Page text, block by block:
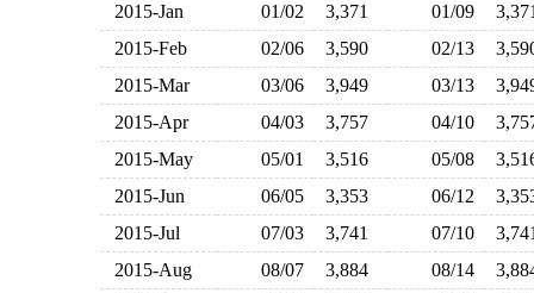
2015-Jan 01/02 3,371 01/09
2015-Feb
02/06 3,590 02/13
2015-Mar
03/06 3,949 03/13
2015-Apr
04/03 3,757 04/10
2015-May
05/01 3,516 05/08
2015-Jun
06/05 3,353 06/12
2015-Jul
07/03 3,741 07/10
2015-Aug
08/07 3,884 08/14